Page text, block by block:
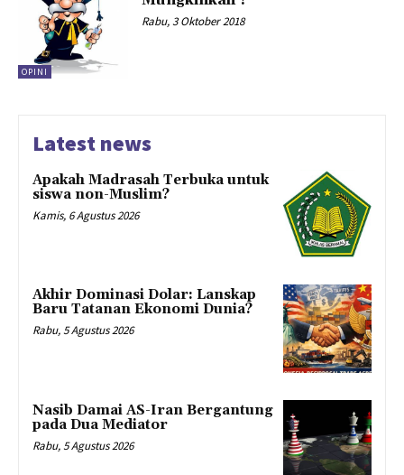
OPINI
Rabu, 3 Oktober 2018
Latest news
Apakah Madrasah Terbuka untuk
siswa non-Muslim?
Kamis, 6 Agustus 2026
Akhir Dominasi Dolar: Lanskap
Baru Tatanan Ekonomi Dunia?
Rabu, 5 Agustus 2026
Nasib Damai AS-Iran Bergantung
pada Dua Mediator
Rabu, 5 Agustus 2026